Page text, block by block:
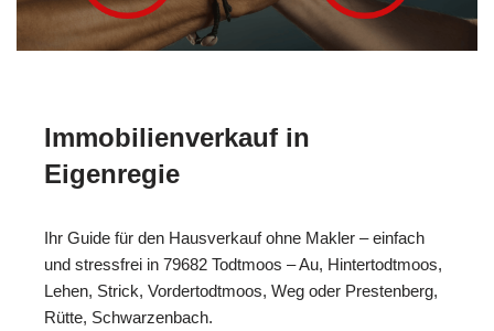
Immobilienverkauf in
Eigenregie
Ihr Guide für den Hausverkauf ohne Makler – einfach
und stressfrei in 79682 Todtmoos – Au, Hintertodtmoos,
Lehen, Strick, Vordertodtmoos, Weg oder Prestenberg,
Rütte, Schwarzenbach.